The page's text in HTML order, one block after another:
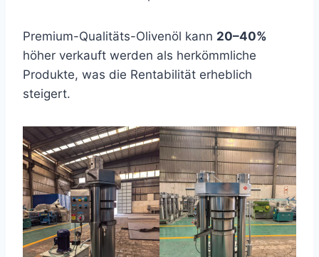
Premium-Qualitäts-Olivenöl kann 20–40%
höher verkauft werden als herkömmliche
Produkte, was die Rentabilität erheblich
steigert.